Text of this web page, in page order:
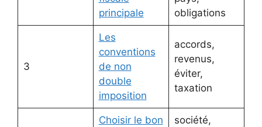
principale
obligations
3
Les
conventions
de non
double
imposition
accords,
revenus,
éviter,
taxation
Choisir le bon
société,